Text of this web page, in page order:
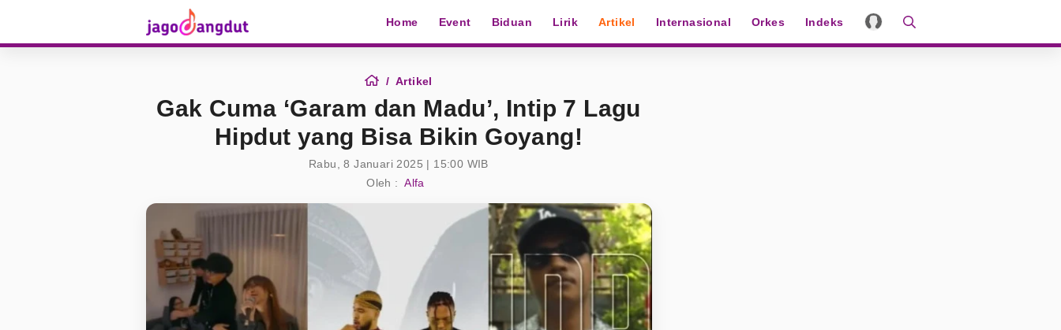
Home Event Biduan Lirik Artikel Internasional Orkes Indeks
Artikel
Gak Cuma ‘Garam dan Madu’, Intip 7 Lagu
Hipdut yang Bisa Bikin Goyang!
Rabu, 8 Januari 2025 | 15:00 WIB
Oleh : Alfa